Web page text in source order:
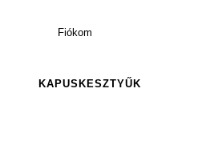
Fiókom
KAPUSKESZTYŰK